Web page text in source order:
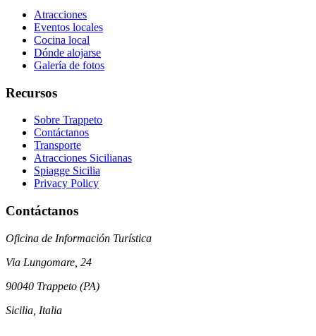
Atracciones
Eventos locales
Cocina local
Dónde alojarse
Galería de fotos
Recursos
Sobre Trappeto
Contáctanos
Transporte
Atracciones Sicilianas
Spiagge Sicilia
Privacy Policy
Contáctanos
Oficina de Información Turística
Via Lungomare, 24
90040 Trappeto (PA)
Sicilia, Italia